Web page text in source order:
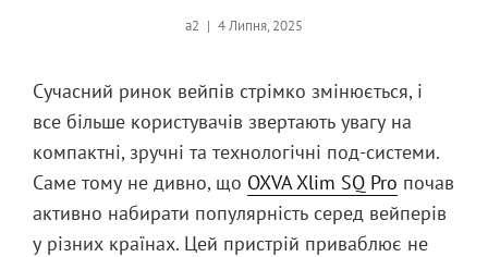
a2
Опубликовано
4 Липня, 2025
Сучасний ринок вейпів стрімко змінюється, і
все більше користувачів звертають увагу на
компактні, зручні та технологічні под-системи.
Саме тому не дивно, що OXVA Xlim SQ Pro почав
активно набирати популярність серед вейперів
у різних країнах. Цей пристрій приваблює не